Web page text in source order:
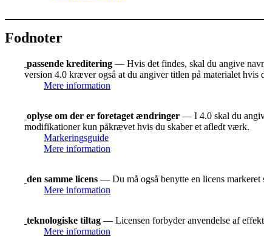
Fodnoter
passende kreditering — Hvis det findes, skal du angive
version 4.0 kræver også at du angiver titlen på materialet
Mere information
oplyse om der er foretaget ændringer — I 4.0 skal du
modifikationer kun påkrævet hvis du skaber et afledt værk.
Markeringsguide
Mere information
den samme licens — Du må også benytte en licens markeret
Mere information
teknologiske tiltag — Licensen forbyder anvendelse af
Mere information